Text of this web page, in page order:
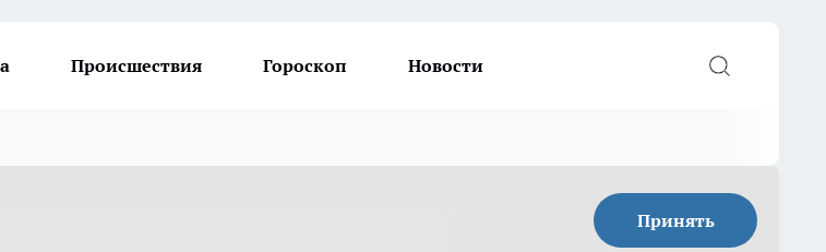
Происшествия Гороскоп Новости
Принять